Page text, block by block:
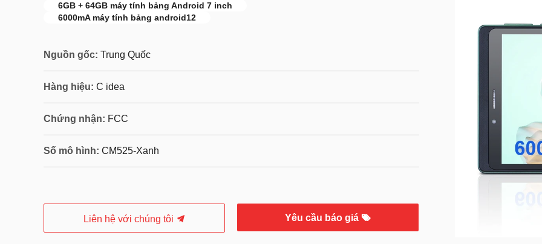
6GB + 64GB máy tính bảng Android 7 inch
6000mA máy tính bảng android12
Nguồn gốc: Trung Quốc
Hàng hiệu: C idea
Chứng nhận: FCC
Số mô hình: CM525-Xanh
Liên hệ với chúng tôi Yêu cầu báo giá